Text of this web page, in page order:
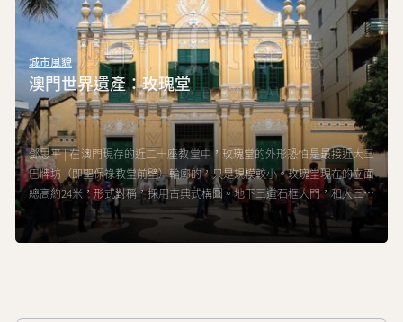
城市風貌
澳門世界遺產：玫瑰堂
鄧思平 | 在澳門現存的近二十座教堂中，玫瑰堂的外形恐怕是最接近大三
巴牌坊（即聖保祿教堂前壁）輪廓的，只是規模較小。玫瑰堂現在的立面
總高約24米，形式對稱，採用古典式構圖。地下三道石框大門，和大三巴
牌坊相同，在其他教堂也曾見過，其意義是表示三位一體：聖父，聖子和
聖靈。